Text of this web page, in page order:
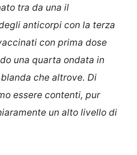
tra da una il
anticorpi con la terza
con prima dose
una quarta ondata in
che altrove. Di
essere contenti, pur
un alto livello di